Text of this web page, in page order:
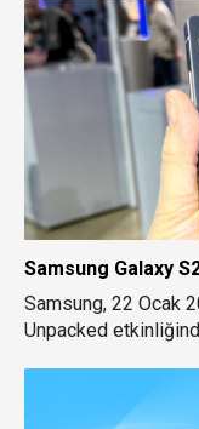
Samsung Galaxy
Samsung, 22 Ocak
Unpacked